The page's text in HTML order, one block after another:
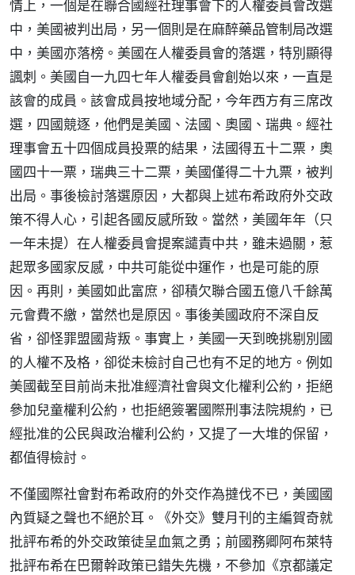
情上，一個是在聯合國經社理事會下的人權委員會改選
中，美國被判出局，另一個則是在麻醉藥品管制局改選
中，美國亦落榜。美國在人權委員會的落選，特別顯得
諷刺。美國自一九四七年人權委員會創始以來，一直是
該會的成員。該會成員按地域分配，今年西方有三席改
選，四國競逐，他們是美國、法國、奧國、瑞典。經社
理事會五十四個成員投票的結果，法國得五十二票，奧
國四十一票，瑞典三十二票，美國僅得二十九票，被判
出局。事後檢討落選原因，大都與上述布希政府外交政
策不得人心，引起各國反感所致。當然，美國年年（只
一年未提）在人權委員會提案譴責中共，雖未過關，惹
起眾多國家反感，中共可能從中運作，也是可能的原
因。再則，美國如此富庶，卻積欠聯合國五億八千餘萬
元會費不繳，當然也是原因。事後美國政府不深自反
省，卻怪罪盟國背叛。事實上，美國一天到晚挑剔別國
的人權不及格，卻從未檢討自己也有不足的地方。例如
美國截至目前尚未批准經濟社會與文化權利公約，拒絕
參加兒童權利公約，也拒絕簽署國際刑事法院規約，已
經批准的公民與政治權利公約，又提了一大堆的保留，
都值得檢討。
不僅國際社會對布希政府的外交作為撻伐不已，美國國
內質疑之聲也不絕於耳。《外交》雙月刊的主編賀奇就
批評布希的外交政策徒呈血氣之勇；前國務卿阿布萊特
批評布希在巴爾幹政策已錯失先機，不參加《京都議定